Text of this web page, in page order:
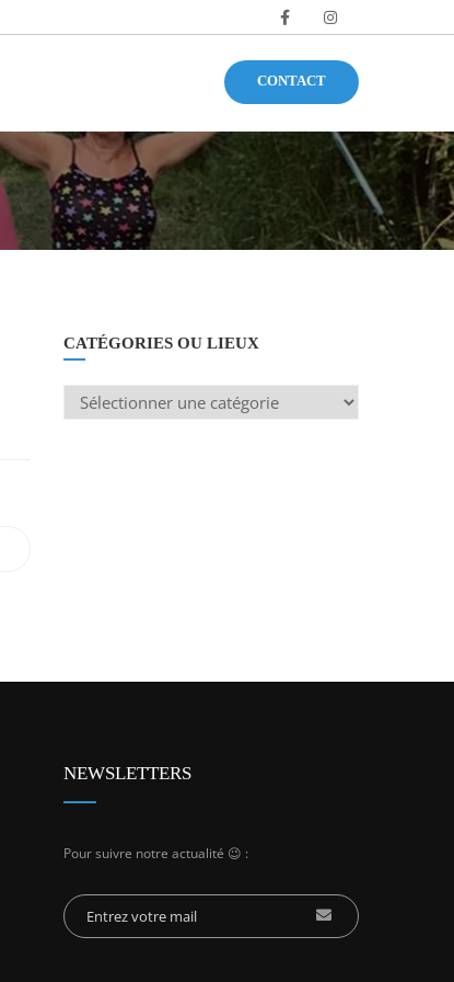
CONTACT
CATÉGORIES OU LIEUX
Catégories
ou
NEWSLETTERS
Pour suivre notre actualité 😉 :